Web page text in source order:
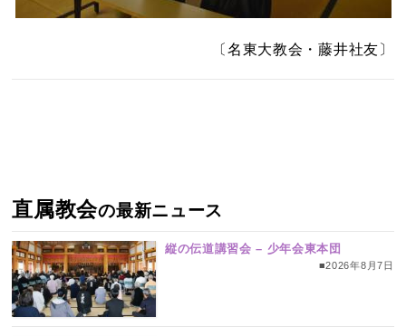
〔名東大教会・藤井社友〕
直属教会の最新ニュース
縦の伝道講習会 – 少年会東本団
■2026年8月7日